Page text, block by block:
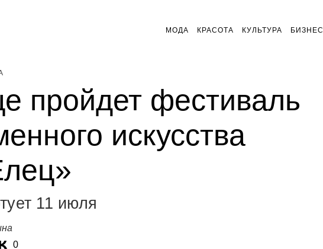
МОДА КРАСОТА КУЛЬТУРА БИЗНЕС
пройдет фестиваль
искусства
11 июля
0